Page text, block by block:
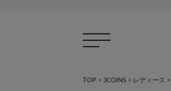
TOP > 3COINS > レディース >